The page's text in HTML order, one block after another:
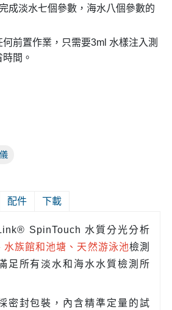
成淡水七個參數，海水八個參數的
前置作業，只需要3ml 水樣注入測
間。
配件 下載
SpinTouch 水質分光分析
水族館和池塘、天然游泳池檢測
足所有淡水和海水水質檢測所
密封包裝，內含精準定量的試